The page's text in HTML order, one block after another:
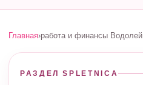
Главная›работа и финансы Водолей
РАЗДЕЛ SPLETNICA